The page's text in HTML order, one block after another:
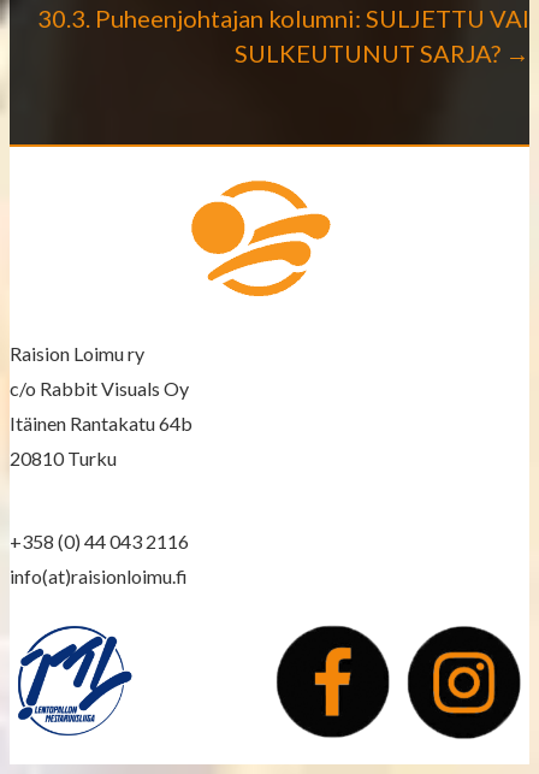
i
g
a
t
i
n
30.3. Puheenjohtajan kolumni: SULJETTU VAI
SULKEUTUNUT SARJA? →
Raision Loimu ry
c/o Rabbit Visuals Oy
Itäinen Rantakatu 64b
20810 Turku
+358 (0) 44 043 2116
info(at)raisionloimu.fi